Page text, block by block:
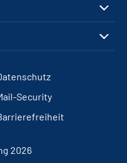
Security
2026